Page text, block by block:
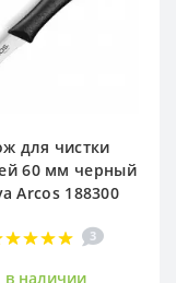
для чистки
60 мм черный
Arcos 188300
3
в наличии